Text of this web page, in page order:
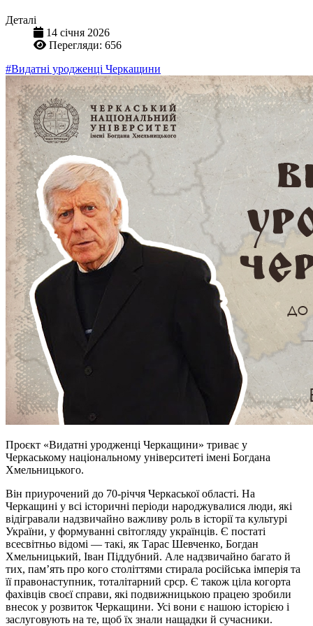
Деталі
14 січня 2026
Перегляди: 656
#Видатні уродженці Черкащини
Проєкт «Видатні уродженці Черкащини» триває у
Черкаському національному університеті імені Богдана
Хмельницького.
Він приурочений до 70-річчя Черкаської області. На
Черкащині у всі історичні періоди народжувалися люди, які
відігравали надзвичайно важливу роль в історії та культурі
України, у формуванні світогляду українців. Є постаті
всесвітньо відомі — такі, як Тарас Шевченко, Богдан
Хмельницький, Іван Піддубний. Але надзвичайно багато й
тих, пам’ять про кого століттями стирала російська імперія та
її правонаступник, тоталітарний срср. Є також ціла когорта
фахівців своєї справи, які подвижницькою працею зробили
внесок у розвиток Черкащини. Усі вони є нашою історією і
заслуговують на те, щоб їх знали нащадки й сучасники.